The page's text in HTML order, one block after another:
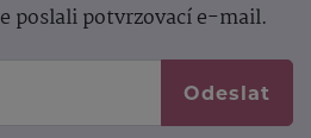
poslali potvrzovací e-mail.
Odeslat